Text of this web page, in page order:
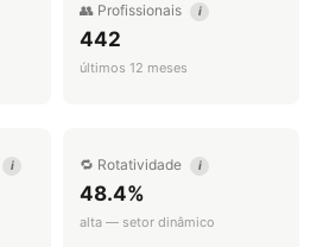
👥 Profissionais i
442
últimos 12 meses
i 🔁 Rotatividade i
48.4%
alta — setor dinâmico